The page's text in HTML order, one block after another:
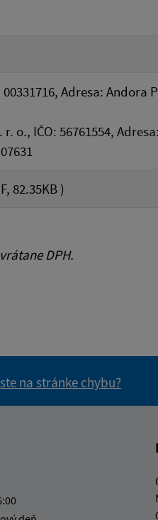
Adresa: Andora
o., IČO: 56761554,
82.35KB )
DPH.
na stránke chybu?